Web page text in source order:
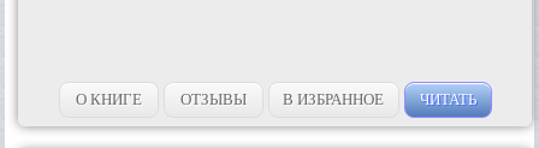
О КНИГЕ ОТЗЫВЫ В ИЗБРАННОЕ ЧИТАТЬ